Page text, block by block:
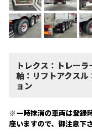
トレクス：トレー
軸：リフトアクス
ョン
※一時抹消の車両は登録
座いますので、御注意下